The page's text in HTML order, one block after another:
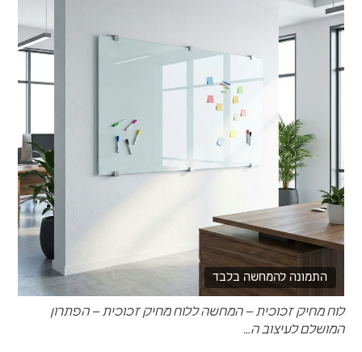
התמונה להמחשה בלבד
לוח מחיק זכוכית – המחשה ללוח מחיק זכוכית – הפתרון
המושלם לעיצוב ה…